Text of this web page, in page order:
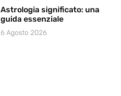
Astrologia significato: una
guida essenziale
6 Agosto 2026